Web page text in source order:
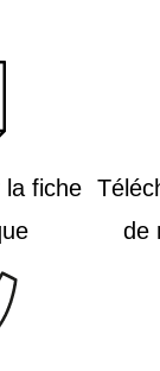
la fiche
de